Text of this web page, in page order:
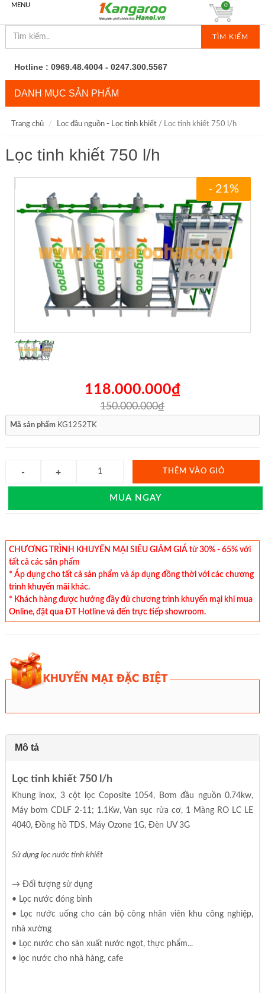
MENU
TÌM KIẾM
0
Hotline : 0969.48.4004 - 0247.300.5567
DANH MỤC SẢN PHẨM
Trang chủ Lọc đầu nguồn - Lọc tinh khiết/ Lọc tinh khiết 750 l/h
Lọc tinh khiết 750 l/h
- 21%
118.000.000₫
150.000.000₫
Mã sản phẩm KG1252TK
THÊM VÀO GIỎ
MUA NGAY
CHƯƠNG TRÌNH KHUYẾN MẠI SIÊU GIẢM GIÁ từ 30% - 65% với
tất cả các sản phẩm
* Áp dụng cho tất cả sản phẩm và áp dụng đồng thời với các chương
trình khuyến mãi khác.
* Khách hàng được hưởng đầy đủ chương trình khuyến mại khi mua
Online, đặt qua ĐT Hotline và đến trực tiếp showroom.
Mô tả
Lọc tinh khiết 750 l/h
Khung inox, 3 cột lọc Coposite 1054, Bơm đầu nguồn 0.74kw,
Máy bơm CDLF 2-11; 1.1Kw, Van sục rửa cơ, 1 Màng RO LC LE
4040, Đồng hồ TDS, Máy Ozone 1G, Đèn UV 3G
Sử dụng lọc nước tinh khiết
→ Đối tượng sử dụng
• Lọc nước đóng bình
• Lọc nước uống cho cán bộ công nhân viên khu công nghiệp,
nhà xưởng
• Lọc nước cho sản xuất nước ngọt, thực phẩm...
• lọc nước cho nhà hàng, cafe